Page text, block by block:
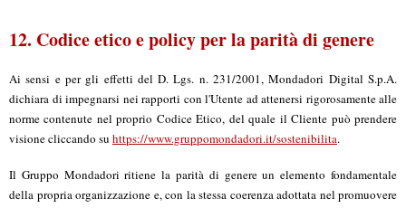
12. Codice etico e policy per la parità di genere
Ai sensi e per gli effetti del D. Lgs. n. 231/2001, Mondadori Digital S.p.A.
dichiara di impegnarsi nei rapporti con l'Utente ad attenersi rigorosamente alle
norme contenute nel proprio Codice Etico, del quale il Cliente può prendere
visione cliccando su https://www.gruppomondadori.it/sostenibilita.
Il Gruppo Mondadori ritiene la parità di genere un elemento fondamentale
della propria organizzazione e, con la stessa coerenza adottata nel promuovere